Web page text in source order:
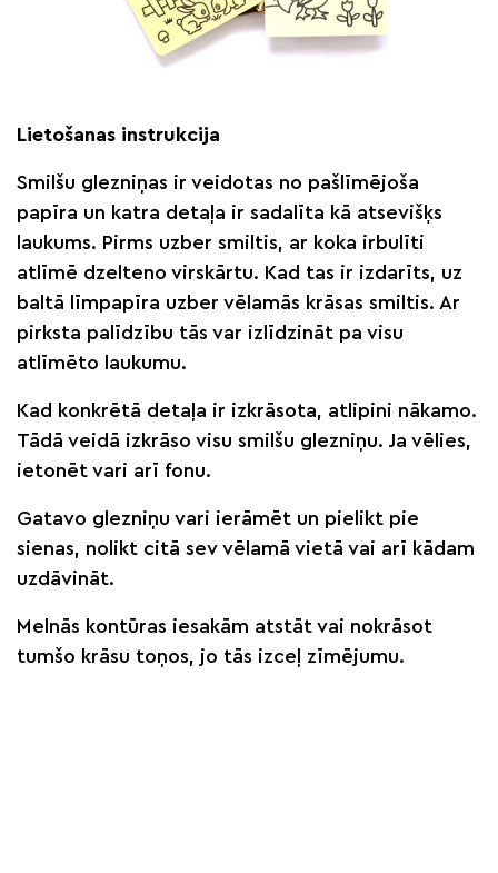
Lietošanas instrukcija
Smilšu glezniņas ir veidotas no pašlīmējoša
papīra un katra detaļa ir sadalīta kā atsevišķs
laukums. Pirms uzber smiltis, ar koka irbulīti
atlīmē dzelteno virskārtu. Kad tas ir izdarīts, uz
baltā līmpapīra uzber vēlamās krāsas smiltis. Ar
pirksta palīdzību tās var izlīdzināt pa visu
atlīmēto laukumu.
Kad konkrētā detaļa ir izkrāsota, atlipini nākamo.
Tādā veidā izkrāso visu smilšu glezniņu. Ja vēlies,
ietonēt vari arī fonu.
Gatavo glezniņu vari ierāmēt un pielikt pie
sienas, nolikt citā sev vēlamā vietā vai arī kādam
uzdāvināt.
Melnās kontūras iesakām atstāt vai nokrāsot
tumšo krāsu toņos, jo tās izceļ zīmējumu.